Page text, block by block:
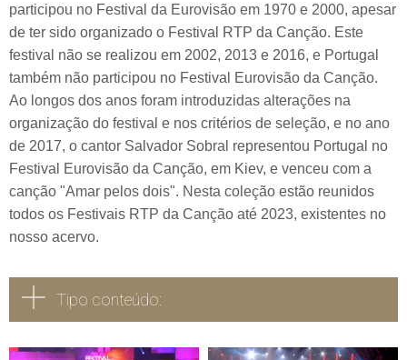
participou no Festival da Eurovisão em 1970 e 2000, apesar
de ter sido organizado o Festival RTP da Canção. Este
festival não se realizou em 2002, 2013 e 2016, e Portugal
também não participou no Festival Eurovisão da Canção.
Ao longos dos anos foram introduzidas alterações na
organização do festival e nos critérios de seleção, e no ano
de 2017, o cantor Salvador Sobral representou Portugal no
Festival Eurovisão da Canção, em Kiev, e venceu com a
canção "Amar pelos dois". Nesta coleção estão reunidos
todos os Festivais RTP da Canção até 2023, existentes no
nosso acervo.
Tipo conteúdo: